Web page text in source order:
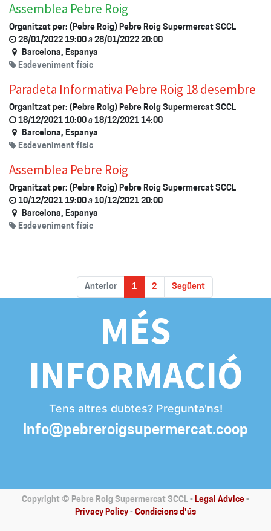
Assemblea Pebre Roig
Organitzat per: (Pebre Roig) Pebre Roig Supermercat SCCL
28/01/2022 19:00 a 28/01/2022 20:00
Barcelona, Espanya
Esdeveniment físic
Paradeta Informativa Pebre Roig 18 desembre
Organitzat per: (Pebre Roig) Pebre Roig Supermercat SCCL
18/12/2021 10:00 a 18/12/2021 14:00
Barcelona, Espanya
Esdeveniment físic
Assemblea Pebre Roig
Organitzat per: (Pebre Roig) Pebre Roig Supermercat SCCL
10/12/2021 19:00 a 10/12/2021 20:00
Barcelona, Espanya
Esdeveniment físic
Anterior 1 2 Següent
MÉS
INFORMACIÓ
Tens altres dubtes? Pregunta'ns!
Info@pebreroigsupermercat.coop
Copyright © Pebre Roig Supermercat SCCL - Legal Advice -
Privacy Policy - Condicions d'ús